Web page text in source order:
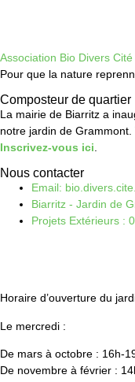
Association Bio Divers Cité
Pour que la nature
Composteur de quartier
La mairie de Biarritz a
notre jardin de
Inscrivez-vous ici
Nous contacter
Email:
Biarritz - Jardin de
Projets Extérieurs :
Horaire d’ouverture du
Le mercredi :
De mars à octobre : 16h-
De novembre à février :